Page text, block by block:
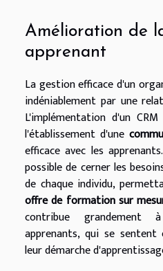
Amélioration de
apprenant
La gestion efficace d'un
indéniablement par une
L'implémentation d'un
l'établissement d'une
efficace avec les
possible de cerner les
de chaque individu,
offre de formation sur
contribue
apprenants, qui se
leur démarche